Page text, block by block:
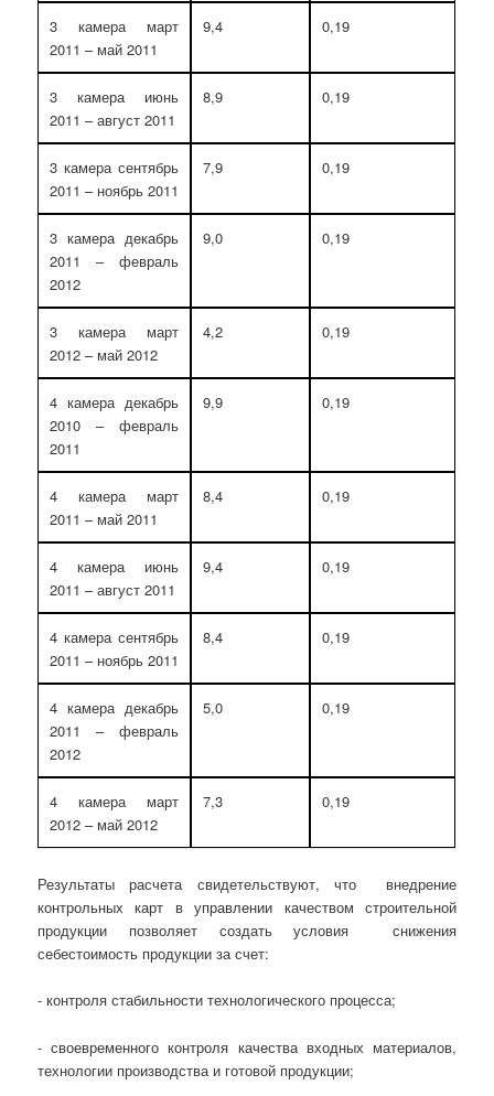
3 камера март
2011 – май 2011
9,4 0,19
3 камера июнь
2011 – август 2011
8,9 0,19
3 камера сентябрь
2011 – ноябрь 2011
7,9 0,19
3 камера декабрь
2011 – февраль
2012
9,0 0,19
3 камера март
2012 – май 2012
4,2 0,19
4 камера декабрь
2010 – февраль
2011
9,9 0,19
4 камера март
2011 – май 2011
8,4 0,19
4 камера июнь
2011 – август 2011
9,4 0,19
4 камера сентябрь
2011 – ноябрь 2011
8,4 0,19
4 камера декабрь
2011 – февраль
2012
5,0 0,19
4 камера март
2012 – май 2012
7,3 0,19
Результаты расчета свидетельствуют, что внедрение
контрольных карт в управлении качеством строительной
продукции позволяет создать условия снижения
себестоимость продукции за счет:
- контроля стабильности технологического процесса;
- своевременного контроля качества входных материалов,
технологии производства и готовой продукции;